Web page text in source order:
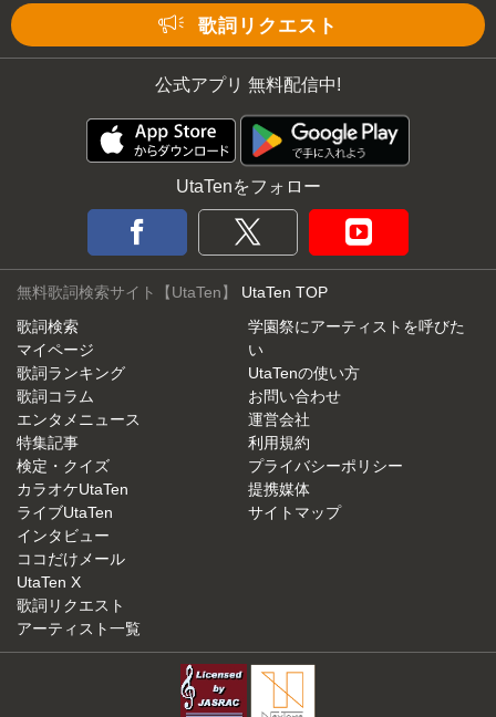
歌詞リクエスト
公式アプリ 無料配信中!
UtaTenをフォロー
無料歌詞検索サイト【UtaTen】 UtaTen TOP
歌詞検索
マイページ
歌詞ランキング
歌詞コラム
エンタメニュース
特集記事
検定・クイズ
カラオケUtaTen
ライブUtaTen
インタビュー
ココだけメール
UtaTen X
歌詞リクエスト
アーティスト一覧
学園祭にアーティストを呼びた
い
UtaTenの使い方
お問い合わせ
運営会社
利用規約
プライバシーポリシー
提携媒体
サイトマップ